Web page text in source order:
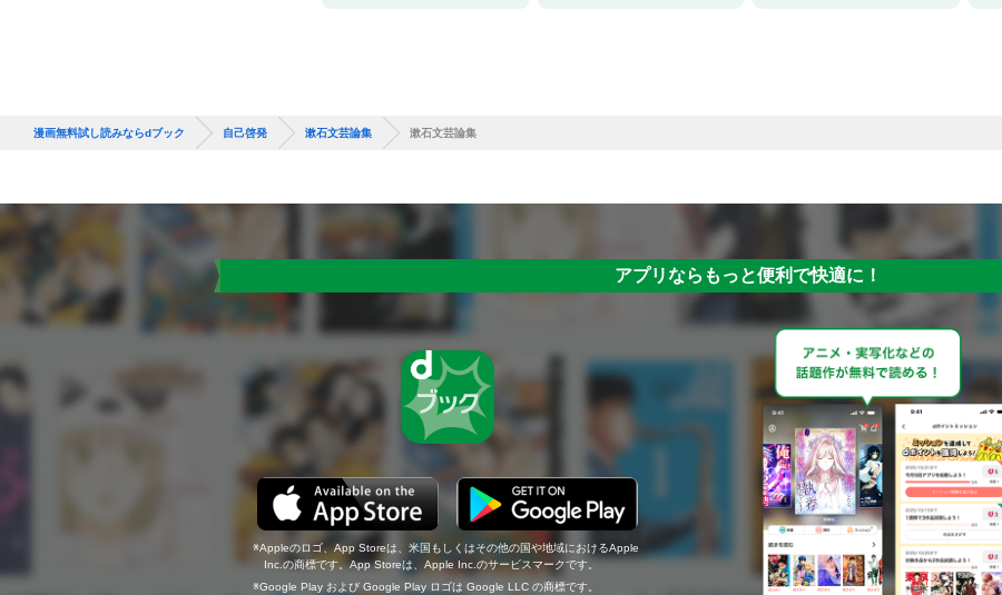
漫画無料試し読みならdブック 自己啓発 漱石文芸論集 漱石文芸論集
アプリならもっと便利で快適に！
Appleのロゴ、App Storeは、米国もしくはその他の国や地域におけるApple
Inc.の商標です。App Storeは、Apple Inc.のサービスマークです。
Google Play および Google Play ロゴは Google LLC の商標です。